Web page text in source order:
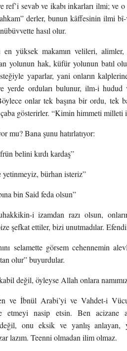
ref’i sevab ve ikabı inkarları ilmi; ve
derler, bunun kâffesinin ilmi
hasıl olur.
yüksek makamın velileri,
yolunun hak, küfür yolunun batıl
yaparlar, yani onların
yerde orduları bulunur, ilm-i
onlar tek başına bir ordu, tek
gösterirler. “Kimin himmeti milleti
mu? Bana şunu hatırlatıyor:
belini kırdı kardaş”
bürhan isteriz”
bin Said feda olsun”
i izamdan razı olsun,
şefkat ettiler, bizi unutmadılar.
selamette görsem cehennemin
olur” buyurdular.
değil, öyleyse Allah onlara
ve İbnül Arabi’yi ve Vahdet-i
etmeyi nasip etsin. Ben
onu eksik ve yanlış anlayan,
lazım. Teenni olmadan ilim olmaz.